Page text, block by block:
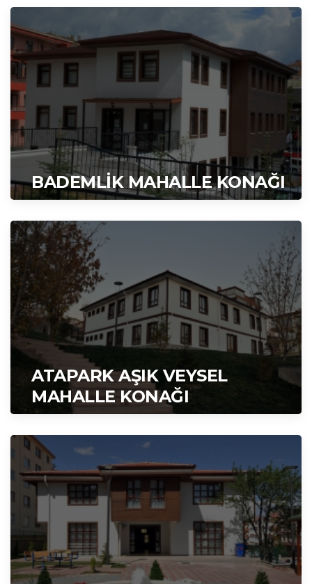
BADEMLİK MAHALLE KONAĞI
ATAPARK AŞIK VEYSEL
MAHALLE KONAĞI